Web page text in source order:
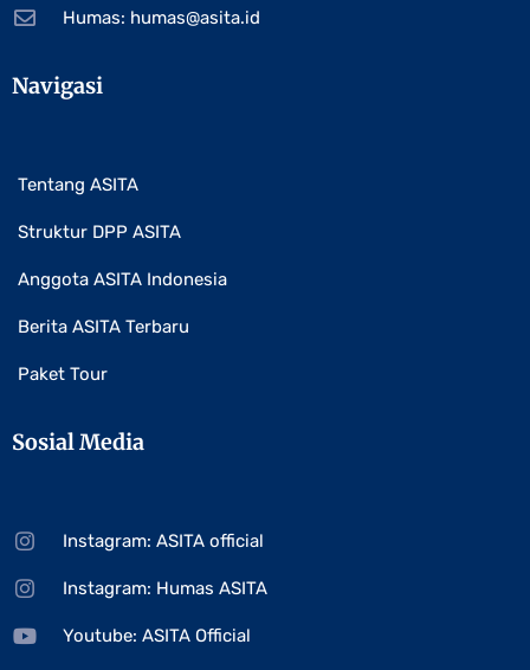
Humas: humas@asita.id
Navigasi
Tentang ASITA
Struktur DPP ASITA
Anggota ASITA Indonesia
Berita ASITA Terbaru
Paket Tour
Sosial Media
Instagram: ASITA official
Instagram: Humas ASITA
Youtube: ASITA Official